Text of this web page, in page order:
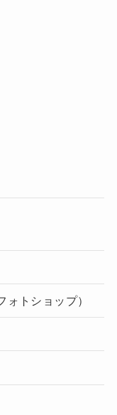
トショップ）